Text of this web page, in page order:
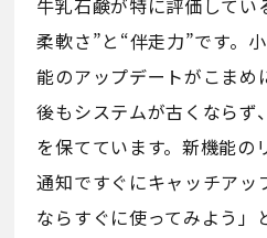
牛乳石鹸が特に評価してい
柔軟さ”と“伴走力”です。
能のアップデートがこまめ
後もシステムが古くならず
を保てています。新機能の
通知ですぐにキャッチアッ
ならすぐに使ってみよう」